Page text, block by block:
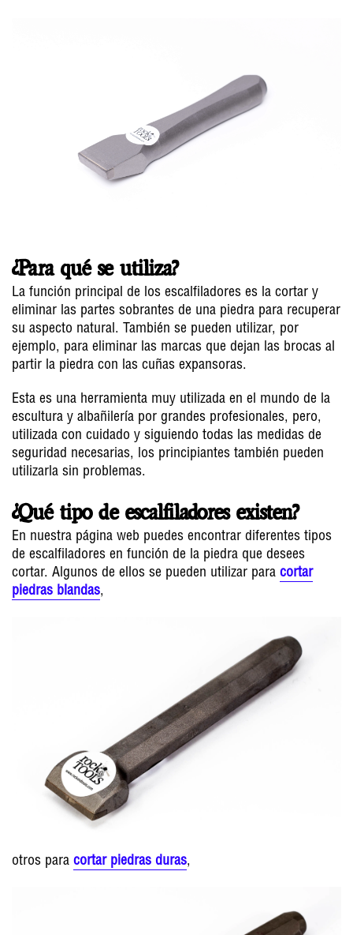
¿Para qué se utiliza?
La función principal de los escalfiladores es la cortar y
eliminar las partes sobrantes de una piedra para recuperar
su aspecto natural. También se pueden utilizar, por
ejemplo, para eliminar las marcas que dejan las brocas al
partir la piedra con las cuñas expansoras.
Esta es una herramienta muy utilizada en el mundo de la
escultura y albañilería por grandes profesionales, pero,
utilizada con cuidado y siguiendo todas las medidas de
seguridad necesarias, los principiantes también pueden
utilizarla sin problemas.
¿Qué tipo de escalfiladores existen?
En nuestra página web puedes encontrar diferentes tipos
de escalfiladores en función de la piedra que desees
cortar. Algunos de ellos se pueden utilizar para cortar
piedras blandas,
otros para cortar piedras duras,